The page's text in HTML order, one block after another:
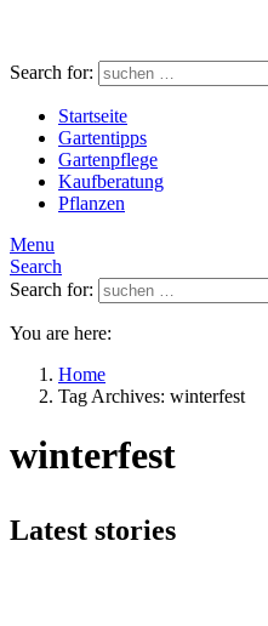
Search for:
Startseite
Gartentipps
Gartenpflege
Kaufberatung
Pflanzen
Menu
Search
Search for:
You are here:
Home
Tag Archives: winterfest
winterfest
Latest stories